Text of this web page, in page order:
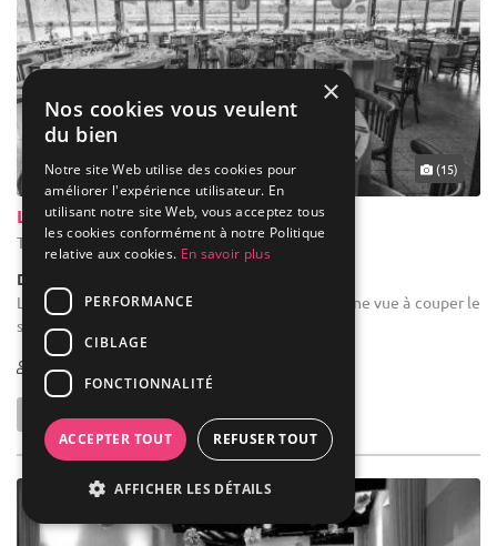
(15)
La Roche à Bunel
Thury-Harcourt - Calvados (14)
Demeure de caractère / Domaine
Location de salle de mariage : Un cadre rare et une vue à couper le
souffle.
1-300
×
Nos cookies vous veulent
du bien
Notre site Web utilise des cookies pour
améliorer l'expérience utilisateur. En
utilisant notre site Web, vous acceptez tous
les cookies conformément à notre Politique
relative aux cookies. En savoir plus
PERFORMANCE
CIBLAGE
FONCTIONNALITÉ
ACCEPTER TOUT REFUSER TOUT
AFFICHER LES DÉTAILS